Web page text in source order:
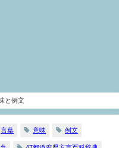
と例文
言葉 意味 例文